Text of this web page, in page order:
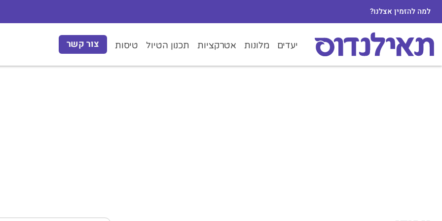
למה להזמין אצלנו?
יעדים מלונות אטרקציות תכנון הטיול טיסות צור קשר